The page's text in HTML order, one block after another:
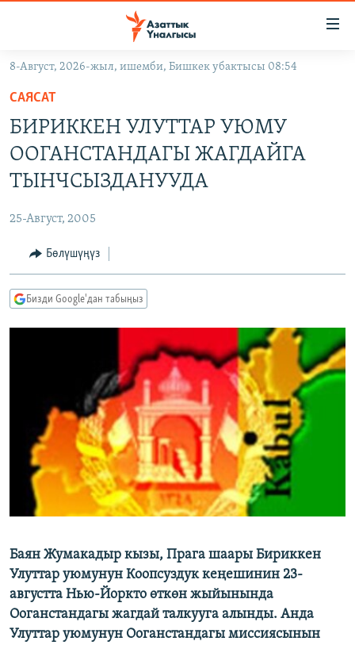
Навигацияга
өтүңүз
Издөөгө
салыңыз
САЯСАТ
МАДАНИЯТ
ДҮЙНӨ
УКРАИНА
ТВ ПРОГРАММАЛАР
БҮГҮН АЗАТТЫКТА
ЭЖЕ-СИҢДИЛЕР
ЫҢГАЙСЫЗ СУРООЛОР
ПОДКАСТ
Русский
ЭЕ/АРнун бардык сайттары
8-Август, 2026-жыл, ишемби, Бишкек убактысы 08:54
САЯСАТ
БИРИККЕН УЛУТТАР УЮМУ
ООГАНСТАНДАГЫ ЖАГДАЙГА
ТЫНЧСЫЗДАНУУДА
25-Август, 2005
Бөлүшүңүз
Бизди Google'дан табыңыз
Баян Жумакадыр кызы, Прага шаары Бириккен
Улуттар уюмунун Коопсуздук кеңешинин 23-
августта Нью-Йоркто өткөн жыйынында
Ооганстандагы жагдай талкууга алынды. Анда
Улуттар уюмунун Ооганстандагы миссиясынын